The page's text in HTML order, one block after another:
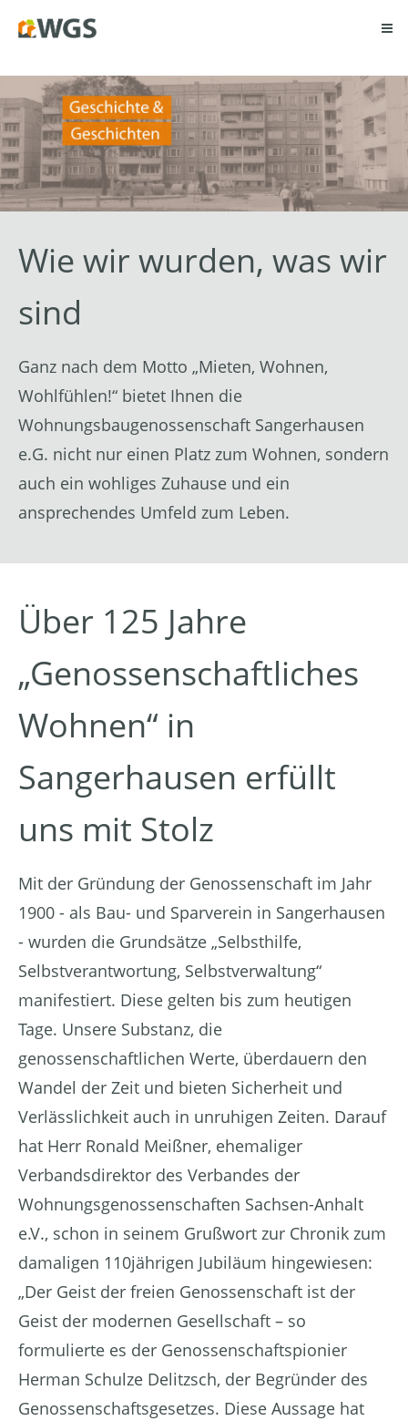
Wie wir wurden, was wir
sind
Ganz nach dem Motto „Mieten, Wohnen,
Wohlfühlen!“ bietet Ihnen die
Wohnungsbaugenossenschaft Sangerhausen
e.G. nicht nur einen Platz zum Wohnen, sondern
auch ein wohliges Zuhause und ein
ansprechendes Umfeld zum Leben.
Über 125 Jahre
„Genossenschaftliches
Wohnen“ in
Sangerhausen erfüllt
uns mit Stolz
Mit der Gründung der Genossenschaft im Jahr
1900 - als Bau- und Sparverein in Sangerhausen
- wurden die Grundsätze „Selbsthilfe,
Selbstverantwortung, Selbstverwaltung“
manifestiert. Diese gelten bis zum heutigen
Tage. Unsere Substanz, die
genossenschaftlichen Werte, überdauern den
Wandel der Zeit und bieten Sicherheit und
Verlässlichkeit auch in unruhigen Zeiten. Darauf
hat Herr Ronald Meißner, ehemaliger
Verbandsdirektor des Verbandes der
Wohnungsgenossenschaften Sachsen-Anhalt
e.V., schon in seinem Grußwort zur Chronik zum
damaligen 110jährigen Jubiläum hingewiesen:
„Der Geist der freien Genossenschaft ist der
Geist der modernen Gesellschaft – so
formulierte es der Genossenschaftspionier
Herman Schulze Delitzsch, der Begründer des
Genossenschaftsgesetzes. Diese Aussage hat